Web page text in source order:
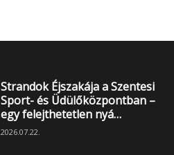
Strandok Éjszakája a Szentesi
Sport- és Üdülőközpontban –
egy felejthetetlen nyá…
2026.07.22.